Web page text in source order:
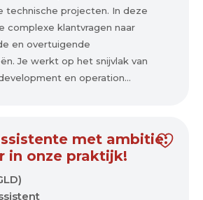
technische projecten. In deze
complexe klantvragen naar
en overtuigende
Je werkt op het snijvlak van
en operation...
met ambitie:
in onze praktijk!